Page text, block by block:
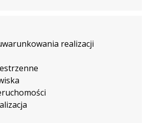
realizacji